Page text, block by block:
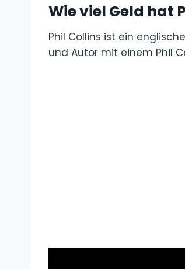
Wie viel Geld hat
Phil Collins ist ein
und Autor mit einem Phil